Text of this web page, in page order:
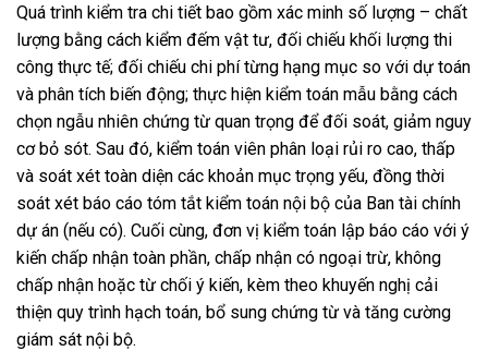
Quá trình kiểm tra chi tiết bao gồm xác minh số lượng – chất
lượng bằng cách kiểm đếm vật tư, đối chiếu khối lượng thi
công thực tế; đối chiếu chi phí từng hạng mục so với dự toán
và phân tích biến động; thực hiện kiểm toán mẫu bằng cách
chọn ngẫu nhiên chứng từ quan trọng để đối soát, giảm nguy
cơ bỏ sót. Sau đó, kiểm toán viên phân loại rủi ro cao, thấp
và soát xét toàn diện các khoản mục trọng yếu, đồng thời
soát xét báo cáo tóm tắt kiểm toán nội bộ của Ban tài chính
dự án (nếu có). Cuối cùng, đơn vị kiểm toán lập báo cáo với ý
kiến chấp nhận toàn phần, chấp nhận có ngoại trừ, không
chấp nhận hoặc từ chối ý kiến, kèm theo khuyến nghị cải
thiện quy trình hạch toán, bổ sung chứng từ và tăng cường
giám sát nội bộ.